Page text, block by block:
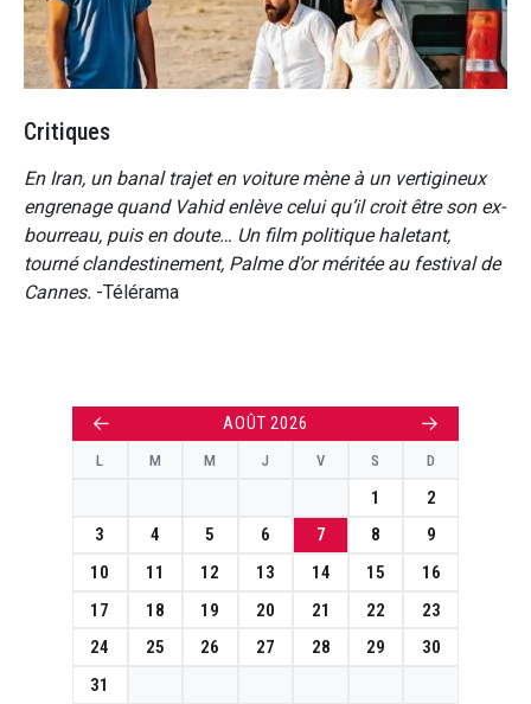
Critiques
En Iran, un banal trajet en voiture mène à un vertigineux
engrenage quand Vahid enlève celui qu’il croit être son ex-
bourreau, puis en doute… Un film politique haletant,
tourné clandestinement, Palme d’or méritée au festival de
Cannes. -Télérama
← AOÛT 2026 →
L M M J V S D
1
2
3
4 5 6 7 8
9
10
11 12 13 14 15
16
17
18 19 20 21 22
23
24
25 26 27 28 29
30
31